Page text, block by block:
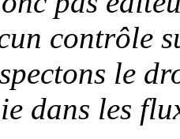
contrôle
le
dans les